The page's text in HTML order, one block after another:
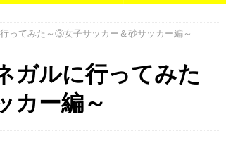
ってみた～③女子サッカー＆砂サッカー編～
ガルに行ってみた
カー編～